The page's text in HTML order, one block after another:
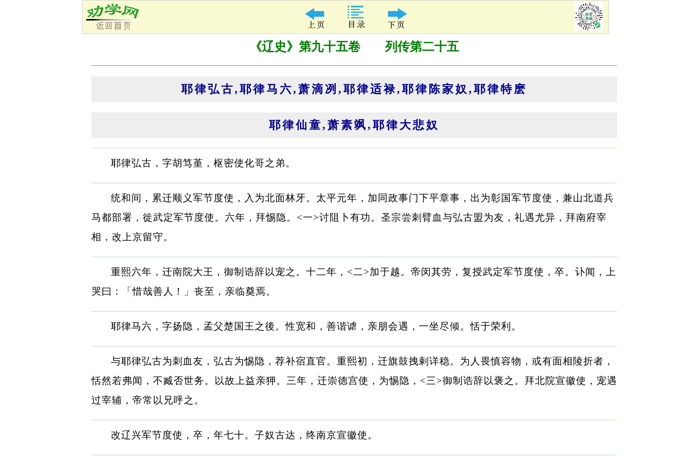
《辽史》第九十五卷 列传第二十五
耶律弘古,耶律马六,萧滴冽,耶律适禄,耶律陈家奴,耶律特麽
耶律仙童,萧素飒,耶律大悲奴
耶律弘古，字胡笃堇，枢密使化哥之弟。
统和间，累迁顺义军节度使，入为北面林牙。太平元年，加同政事门下平章事，出为彰国军节度使，兼山北道兵
马都部署，徙武定军节度使。六年，拜惕隐。<一>讨阻卜有功。圣宗尝刺臂血与弘古盟为友，礼遇尤异，拜南府宰
相，改上京留守。
重熙六年，迁南院大王，御制诰辞以宠之。十二年，<二>加于越。帝闵其劳，复授武定军节度使，卒。讣闻，上
哭曰：「惜哉善人！」丧至，亲临奠焉。
耶律马六，字扬隐，孟父楚国王之後。性宽和，善谐谑，亲朋会遇，一坐尽倾。恬于荣利。
与耶律弘古为刺血友，弘古为惕隐，荐补宿直官。重熙初，迁旗鼓拽剌详稳。为人畏慎容物，或有面相陵折者，
恬然若弗闻，不臧否世务。以故上益亲狎。三年，迁崇德宫使，为惕隐，<三>御制诰辞以褒之。拜北院宣徽使，宠遇
过宰辅，帝常以兄呼之。
改辽兴军节度使，卒，年七十。子奴古达，终南京宣徽使。